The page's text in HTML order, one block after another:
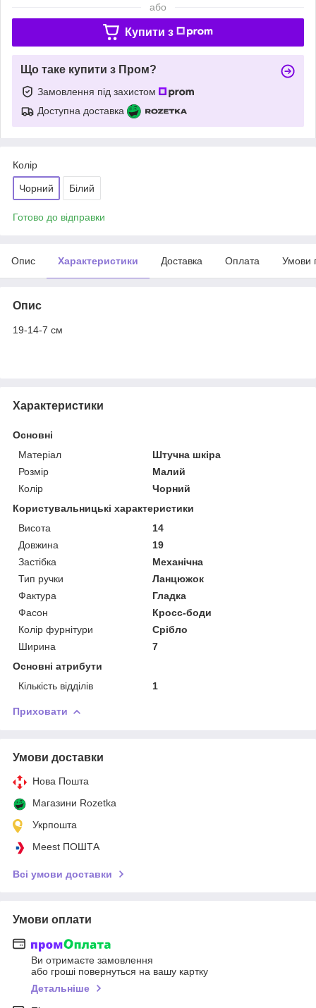
або
Купити з
Що таке купити з Пром?
Замовлення під захистом
Доступна доставка
Колір
Чорний Білий
Готово до відправки
Опис Характеристики Доставка Оплата Умови
Опис
19-14-7 см
Характеристики
Основні
Матеріал
Штучна шкіра
Розмір
Малий
Колір
Чорний
Користувальницькі характеристики
Висота
14
Довжина
19
Застібка
Механічна
Тип ручки
Ланцюжок
Фактура
Гладка
Фасон
Кросс-боди
Колір фурнітури
Срібло
Ширина
7
Основні атрибути
Кількість відділів
1
Приховати
Умови доставки
Нова Пошта
Магазини Rozetka
Укрпошта
Meest ПОШТА
Всі умови доставки
Умови оплати
Ви отримаєте замовлення
або гроші повернуться на вашу картку
Детальніше